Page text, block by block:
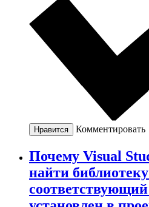
Нравится Комментировать
Почему Visual
найти